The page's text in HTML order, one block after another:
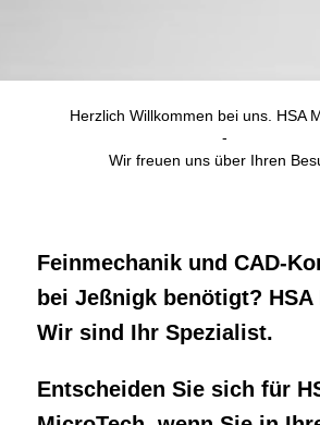
Herzlich Willkommen bei uns. HSA
-
Wir freuen uns über Ihren
Feinmechanik und CAD-
bei Jeßnigk benötigt? HSA
Wir sind Ihr Spezialist.
Entscheiden Sie sich für